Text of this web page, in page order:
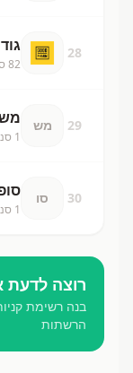
28
82
29 מש
1
30 סו
1
רוצה לדעת
בנה רשימת
הרשתות